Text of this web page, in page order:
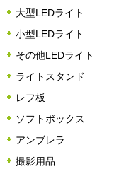
大型LEDライト
小型LEDライト
その他LEDライト
ライトスタンド
レフ板
ソフトボックス
アンブレラ
撮影用品